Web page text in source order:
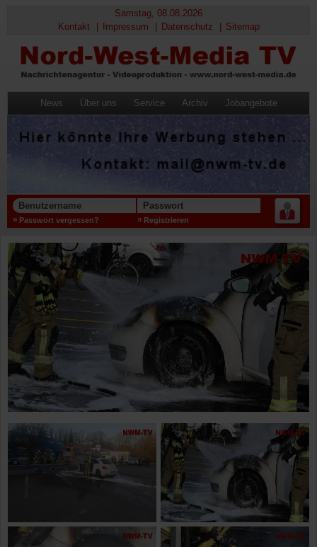
Samstag, 08.08.2026
Kontakt
Impressum Datenschutz Sitemap
News Über uns Service Archiv Jobangebote
Benutzername Passwort
Passwort vergessen? Registrieren